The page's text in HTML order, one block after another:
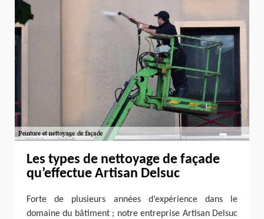
Les types de nettoyage de façade
qu’effectue Artisan Delsuc
Forte de plusieurs années d’expérience dans le
domaine du bâtiment ; notre entreprise Artisan Delsuc